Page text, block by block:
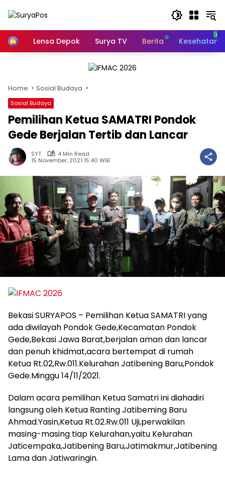
HomeLensa Depok Surya TV Berita Kesehatan
Home Sosial Budaya
Sosial Budaya
Pemilihan Ketua SAMATRI Pondok
Gede Berjalan Tertib dan Lancar
SYT
4 Min Read
15 November, 2021 15:40 WIB
Bekasi SURYAPOS – Pemilihan Ketua SAMATRI yang
ada diwilayah Pondok Gede,Kecamatan Pondok
Gede,Bekasi Jawa Barat,berjalan aman dan lancar
dan penuh khidmat,acara bertempat di rumah
Ketua Rt.02,Rw.011.Kelurahan Jatibening Baru,Pondok
Gede.Minggu 14/11/2021.
Dalam acara pemilihan Ketua Samatri ini diahadiri
langsung oleh Ketua Ranting Jatibeming Baru
Ahmad.Yasin,Ketua Rt.02.Rw.011 Uji,perwakilan
masing-masing tiap Kelurahan,yaitu Kelurahan
Jaticempaka,Jatibening Baru,Jatimakmur,Jatibening
Lama dan Jatiwaringin.